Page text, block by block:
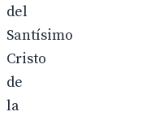
del
Santísimo
Cristo
de
la